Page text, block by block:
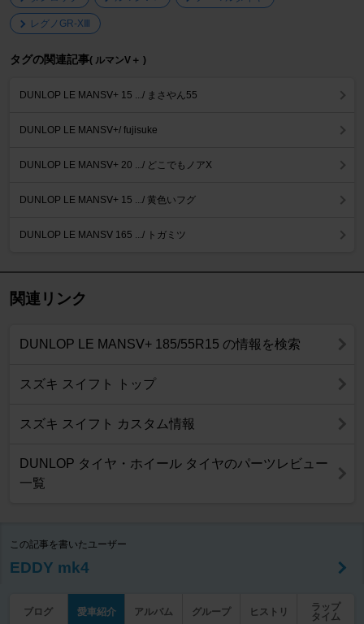
レグノGR-XⅢ
タグの関連記事( ルマンV＋ )
DUNLOP LE MANSⅤ+ 15 .../ まさやん55
DUNLOP LE MANSⅤ+/ fujisuke
DUNLOP LE MANSⅤ+ 20 .../ どこでもノアX
DUNLOP LE MANSⅤ+ 15 .../ 黄色いフグ
DUNLOP LE MANSⅤ 165 .../ トガミツ
関連リンク
DUNLOP LE MANSⅤ+ 185/55R15 の情報を検索
スズキ スイフト トップ
スズキ スイフト カスタム情報
DUNLOP タイヤ・ホイール タイヤのパーツレビュー
一覧
この記事を書いたユーザー
EDDY mk4
ブログ 愛車紹介 アルバム グループ ヒストリ
ラップ
タイム